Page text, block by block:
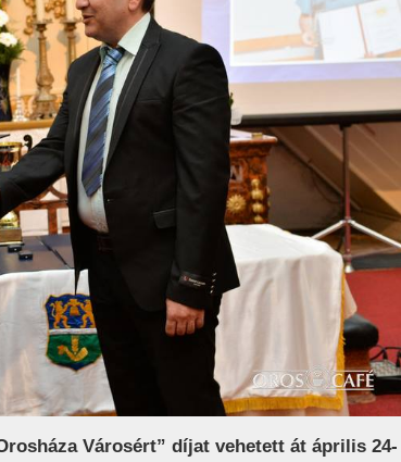
Városért” díjat vehetett át április 24-